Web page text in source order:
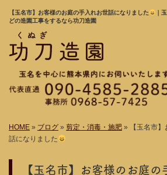
【玉名市】お客様のお庭の手入れお世話になりました
｜
どの造園工事をするなら功刀造園
HOME » ブログ » 剪定・消毒・施肥 »
【玉名市
話になりました
【玉名市】お客様のお庭の